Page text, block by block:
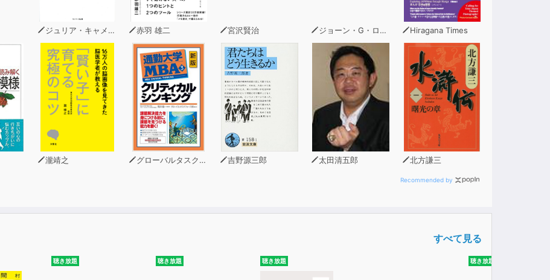
ジュリア・キャメロン 赤羽 雄二 宮沢賢治 ジョーン・G・ロビンソン Hiragana Times
瀧靖之 グローバルタスクフォース 吉野源三郎 太田清五郎 北方謙三
Recommended by
すべて見る
聴き放題 聴き放題 聴き放題 聴き放題